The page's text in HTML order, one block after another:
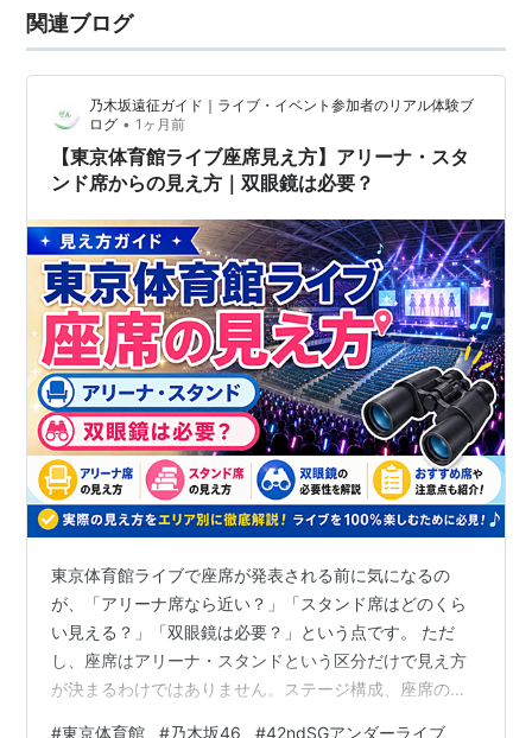
関連ブログ
乃木坂遠征ガイド｜ライブ・イベント参加者のリアル体験ブ
ログ • 1ヶ月前
【東京体育館ライブ座席見え方】アリーナ・スタ
ンド席からの見え方｜双眼鏡は必要？
東京体育館ライブで座席が発表される前に気になるの
が、「アリーナ席なら近い？」「スタンド席はどのくら
い見える？」「双眼鏡は必要？」という点です。 ただ
し、座席はアリーナ・スタンドという区分だけで見え方
が決まるわけではありません。ステージ構成、座席の位
#東京体育館 #乃木坂46 #42ndSGアンダーライブ